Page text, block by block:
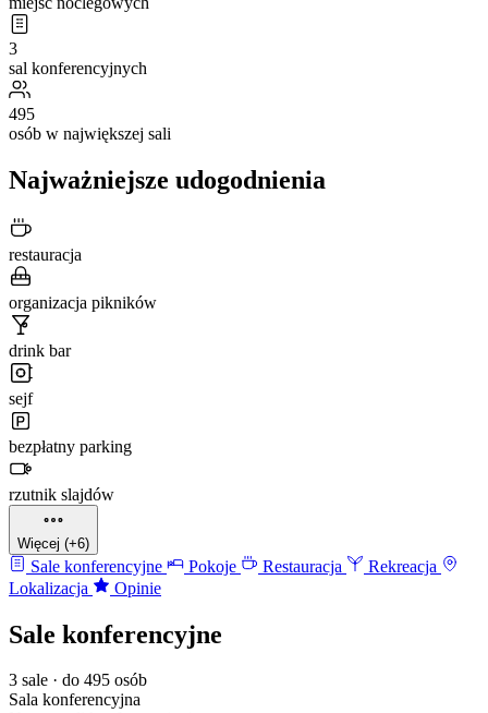
3
sal konferencyjnych
495
osób w największej sali
Najważniejsze udogodnienia
restauracja
organizacja pikników
drink bar
sejf
bezpłatny parking
rzutnik slajdów
Więcej (+6)
Sale konferencyjne Pokoje Restauracja
Rekreacja
Lokalizacja
Opinie
Sale konferencyjne
3 sale · do 495 osób
Sala konferencyjna